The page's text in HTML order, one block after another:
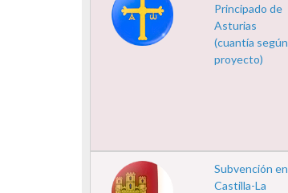
Principado de
Asturias
(cuantía según
proyecto)
Subvención en
Castilla-La